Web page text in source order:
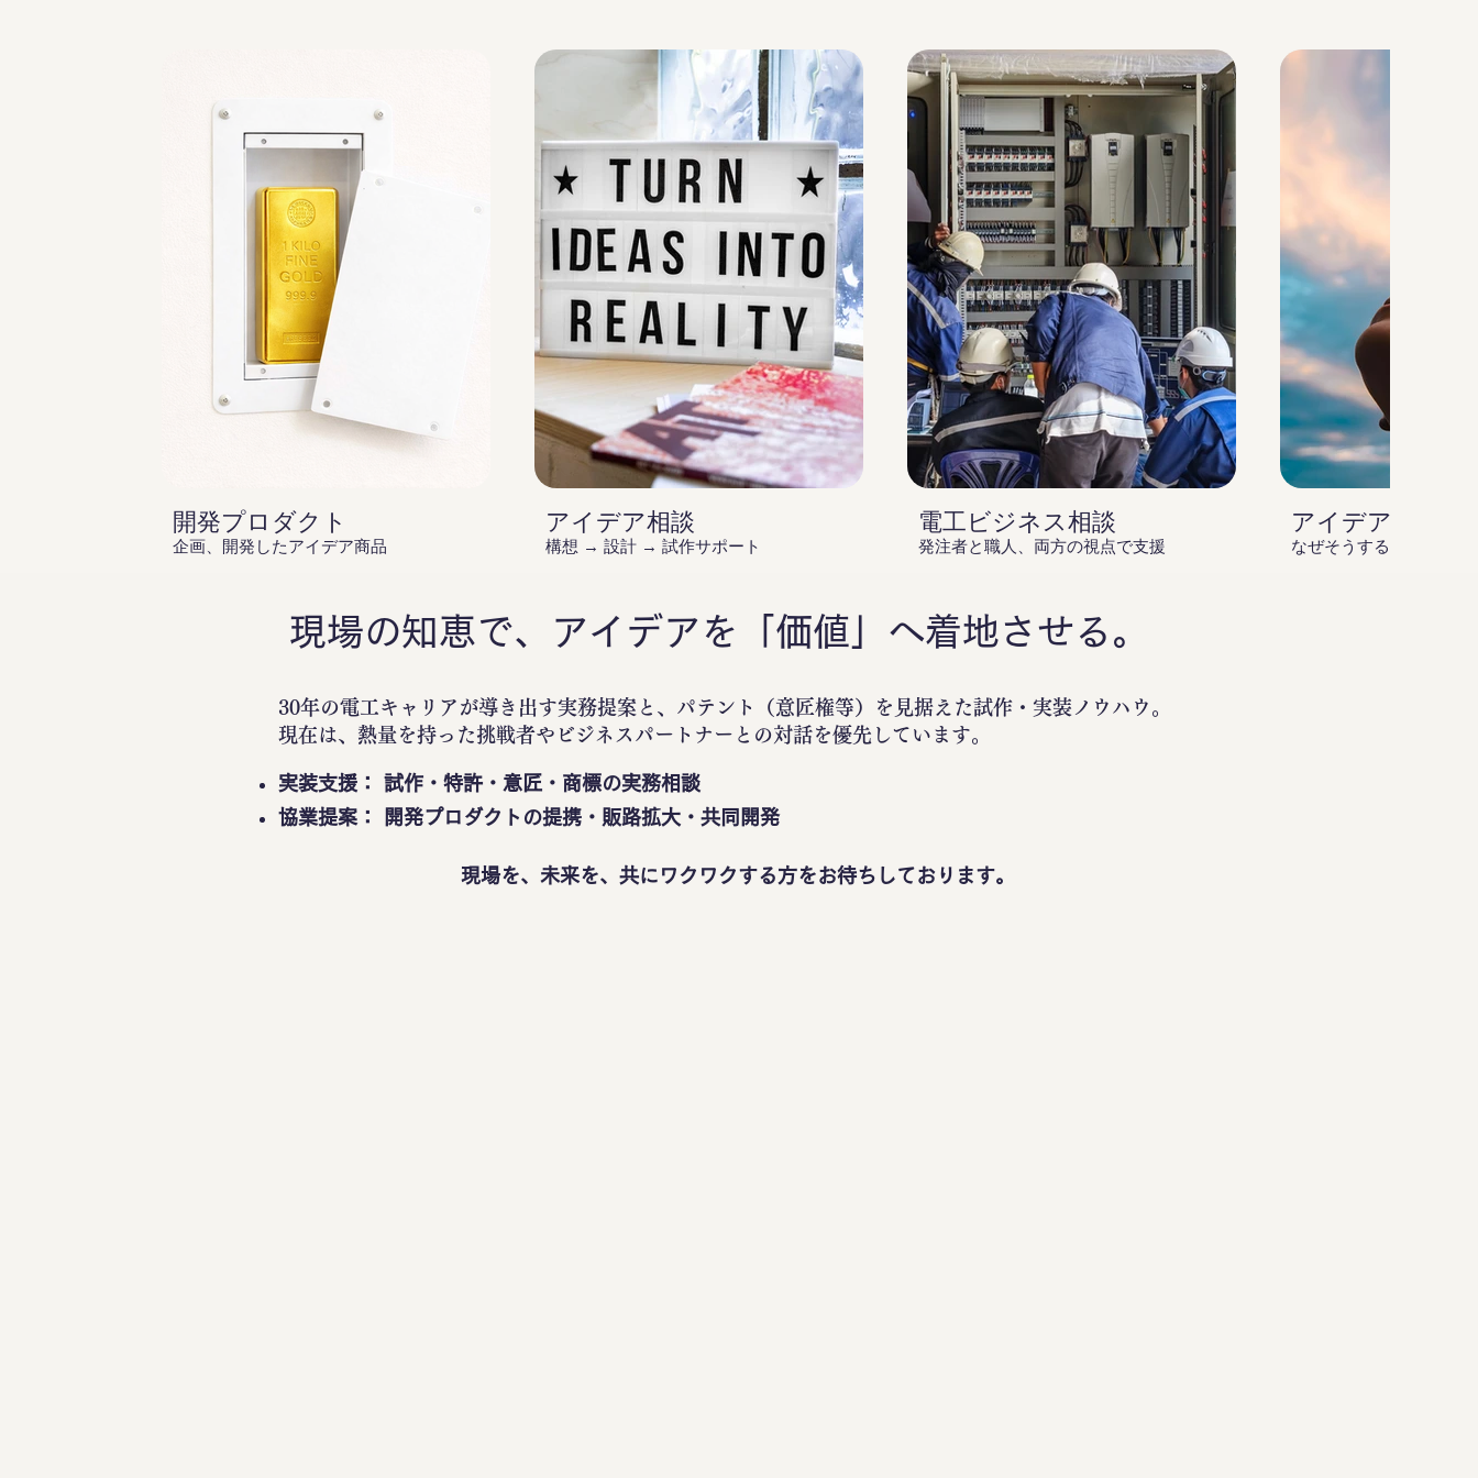
開発プロダクト
企画、開発したアイデア商品
アイデア相談
構想 → 設計 → 試作サポート
電工ビジネス相談
発注者と職人、両方の視点で支援
アイデア庵の思
なぜそうするのか？を伝
現場の知恵で、アイデアを「価値」へ着地させる。
30年の電工キャリアが導き出す実務提案と、パテント（意匠権等）を見据えた試作・実装ノウハウ。
現在は、熱量を持った挑戦者やビジネスパートナーとの対話を優先しています。
実装支援： 試作・特許・意匠・商標の実務相談
協業提案： 開発プロダクトの提携・販路拡大・共同開発
現場を、未来を、共にワクワクする方をお待ちしております。